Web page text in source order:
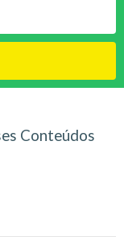
Conteúdos